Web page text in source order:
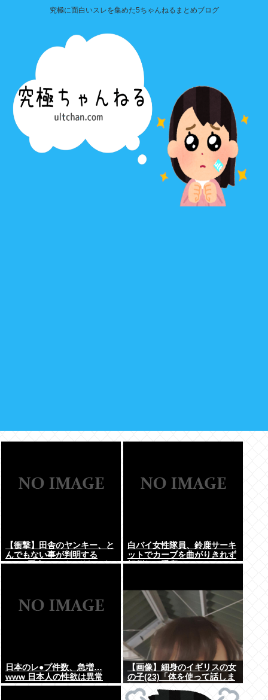
究極に面白いスレを集めた5ちゃんねるまとめブログ
【衝撃】田舎のヤンキー、と
んでもない事が判明する
www 田舎のマイルドヤンキ
白バイ女性隊員、鈴鹿サーキ
ットでカーブを曲がりきれず
転倒して重傷
日本のレ●プ件数、急増…
www 日本人の性欲は異常
【画像】細身のイギリスの女
の子(23)「体を使って話しま
しょう…